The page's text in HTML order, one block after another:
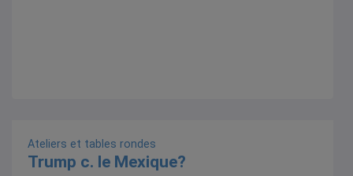
Ateliers et tables rondes
Trump c. le Mexique?